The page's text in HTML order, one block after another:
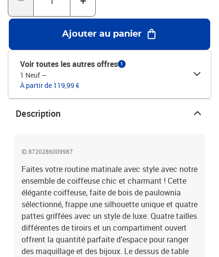
(l x P x H)Avec 2 grands tiroirs, 2 petits tiroirs et 1 compartiment
ouvertAvec 1 grand miroir et 2 petits miroirsL'assemblage est
requisLa livraison contient:1 x coiffeuse1 x tabouret
Ajouter au panier
Voir toutes les autres offres 1
1 Neuf —
À partir de 119,99 €
Description
ID 8720286009987
Faites votre routine matinale avec style avec notre
ensemble de coiffeuse chic et charmant ! Cette
élégante coiffeuse, faite de bois de paulownia
sélectionné, frappe une silhouette unique et quatre
pattes griffées avec un style de luxe. Quatre tailles
différentes de tiroirs et un compartiment ouvert
offrent la quantité parfaite d’espace pour ranger
des maquillage et des bijoux. Le dessus de table